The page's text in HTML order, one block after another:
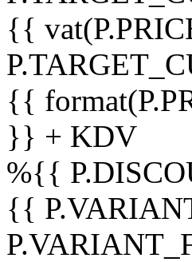
{{
{{
}} + KDV
%{{
{{